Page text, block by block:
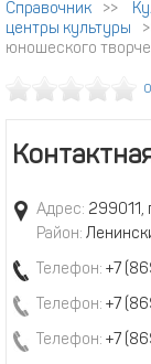
Справочник >>
центры культуры
юношеского
Адрес: 299011,
Район:
Телефон: +7
Телефон: +7
Телефон: +7